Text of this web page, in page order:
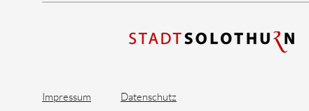
Impressum Datenschutz